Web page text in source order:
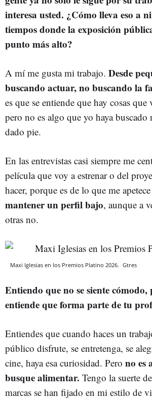
interesa usted. ¿Cómo lleva eso a
tiempos donde la exposición
punto más alto?
A mí me gusta mi trabajo. Desde
buscando actuar, no buscando la
es que se entiende que hay cosas
pero no es algo que yo haya buscado
dado pie.
En las entrevistas casi siempre me
película que voy a estrenar o del
hacer, porque es de lo que me
mantener un perfil bajo, aunque a
otras no.
Maxi Iglesias en los Premios Platino 2026. Gtres
Entiendo que no se siente cómodo,
entiende que forma parte de tu
Entiendes que cuando haces un
público disfrute, se entretenga, se
cine, haya esa curiosidad. Pero no es
busque alimentar. Tengo la suerte
marcas se han fijado en mi estilo de